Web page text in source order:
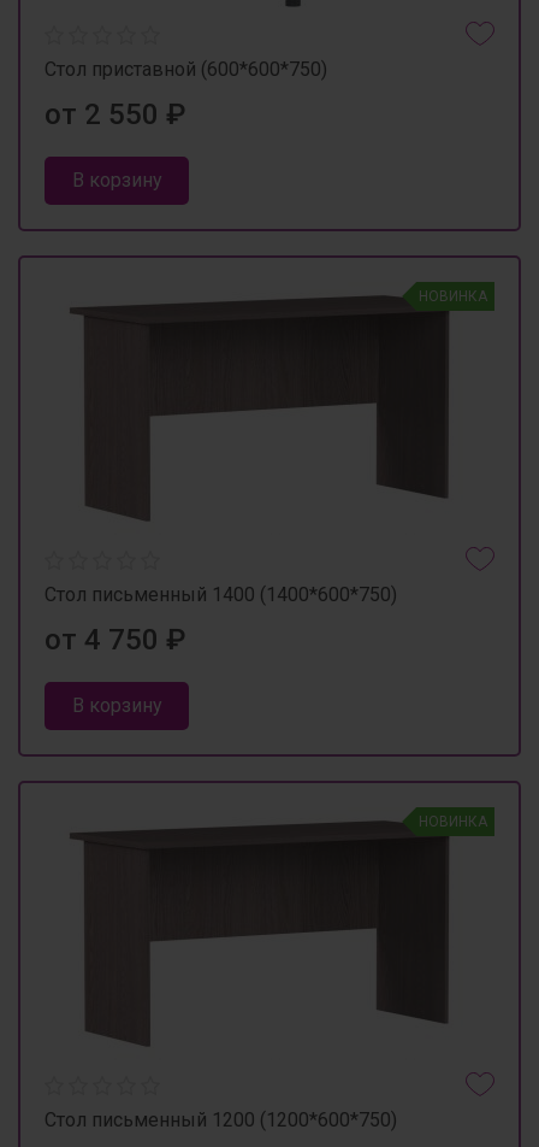
Стол приставной (600*600*750)
от 2 550 ₽
В корзину
НОВИНКА
Стол письменный 1400 (1400*600*750)
от 4 750 ₽
В корзину
НОВИНКА
Стол письменный 1200 (1200*600*750)